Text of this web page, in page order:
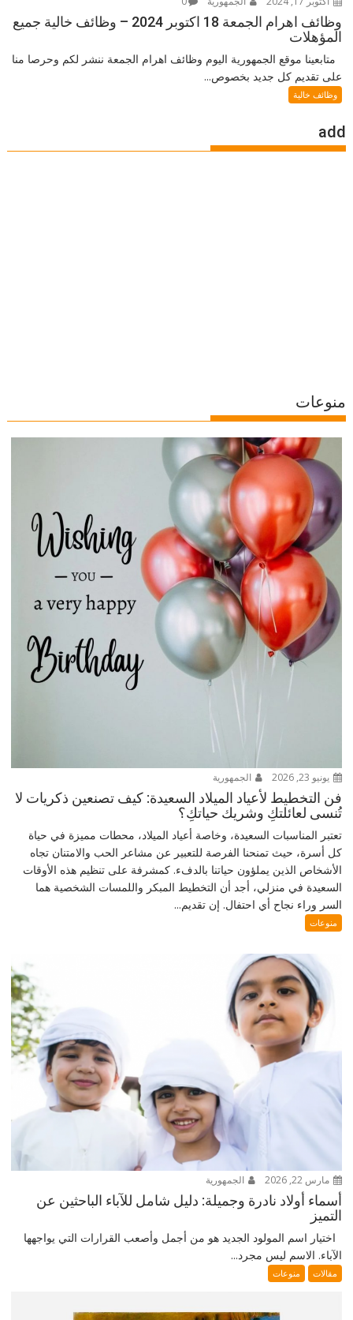
وظائف اهرام الجمعة 18 اكتوبر 2024 – وظائف خالية جميع
المؤهلات
متابعينا موقع الجمهورية اليوم وظائف اهرام الجمعة ننشر لكم وحرصا منا
على تقديم كل جديد بخصوص...
وظائف خالية
add
منوعات
يونيو 23, 2026 الجمهورية
فن التخطيط لأعياد الميلاد السعيدة: كيف تصنعين ذكريات لا
تُنسى لعائلتكِ وشريك حياتكِ؟
تعتبر المناسبات السعيدة، وخاصة أعياد الميلاد، محطات مميزة في حياة
كل أسرة، حيث تمنحنا الفرصة للتعبير عن مشاعر الحب والامتنان تجاه
الأشخاص الذين يملؤون حياتنا بالدفء. كمشرفة على تنظيم هذه الأوقات
السعيدة في منزلي، أجد أن التخطيط المبكر واللمسات الشخصية هما
السر وراء نجاح أي احتفال. إن تقديم...
منوعات
مارس 22, 2026 الجمهورية
أسماء أولاد نادرة وجميلة: دليل شامل للآباء الباحثين عن
التميز
اختيار اسم المولود الجديد هو من أجمل وأصعب القرارات التي يواجهها
الآباء. الاسم ليس مجرد...
مقالات منوعات